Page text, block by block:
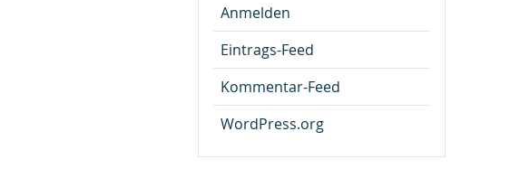
Anmelden
Eintrags-Feed
Kommentar-Feed
WordPress.org